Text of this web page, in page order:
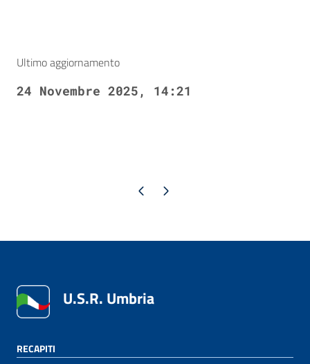
Ultimo aggiornamento
24 Novembre 2025, 14:21
Pagina precedente
Pagina successiva
U.S.R. Umbria
RECAPITI